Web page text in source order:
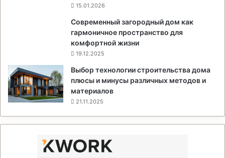
15.01.2026
Современный загородный дом как
гармоничное пространство для
комфортной жизни
19.12.2025
Выбор технологии строительства дома
плюсы и минусы различных методов и
материалов
21.11.2025